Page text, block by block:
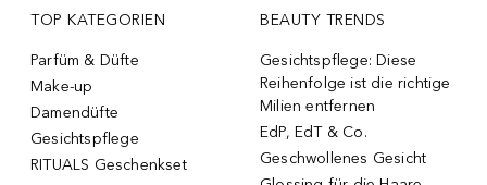
TOP KATEGORIEN
Parfüm & Düfte
Make-up
Damendüfte
Gesichtspflege
RITUALS Geschenkset
BEAUTY TRENDS
Gesichtspflege: Diese
Reihenfolge ist die richtige
Milien entfernen
EdP, EdT & Co.
Geschwollenes Gesicht